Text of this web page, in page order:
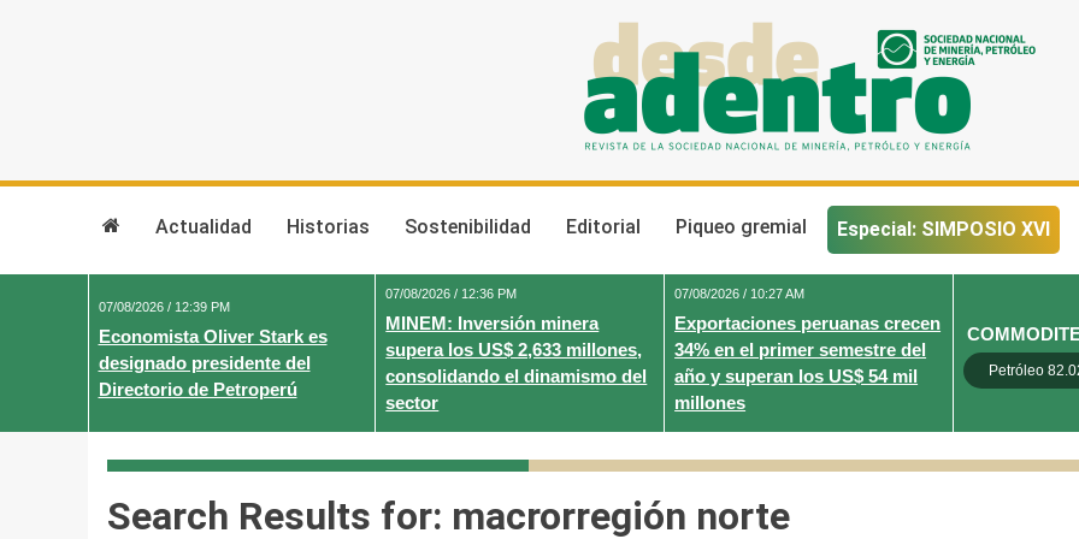
Actualidad Historias Sostenibilidad Editorial Piqueo gremial Especial: SIMPOSIO XVI
07/08/2026 / 12:39 PM
Economista Oliver Stark es
designado presidente del
Directorio de Petroperú
07/08/2026 / 12:36 PM
MINEM: Inversión minera
supera los US$ 2,633 millones,
consolidando el dinamismo del
sector
07/08/2026 / 10:27 AM
Exportaciones peruanas crecen
34% en el primer semestre del
año y superan los US$ 54 mil
millones
Petróleo
Search Results for: macrorregión norte